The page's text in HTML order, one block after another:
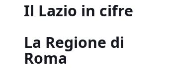
Il Lazio in cifre
La Regione di
Roma